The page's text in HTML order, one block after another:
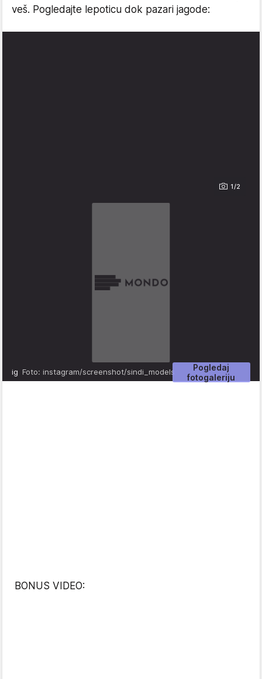
veš. Pogledajte lepoticu dok pazari jagode:
1/2
Pogledaj
fotogaleriju
ig Foto: instagram/screenshot/sindi_models
BONUS VIDEO: